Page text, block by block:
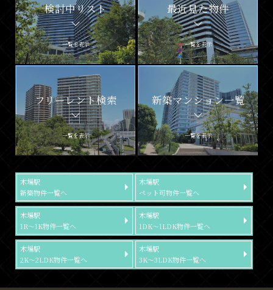
検討中リスト
一覧を表示
最近見た物件
一覧を表示
フリーレント検索
一覧を表示
新築マンション一覧
一覧を表示
木場駅
新築物件一覧へ
木場駅
ペット可物件一覧へ
木場駅
1R～1K物件一覧へ
木場駅
1DK～1LDK物件一覧へ
木場駅
2K～2LDK物件一覧へ
木場駅
3K～3LDK物件一覧へ